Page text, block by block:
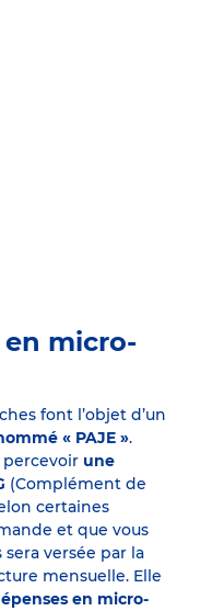
en micro-
font l’objet d’un
« PAJE ».
une
(Complément de
certaines
et que vous
versée par la
mensuelle. Elle
en micro-